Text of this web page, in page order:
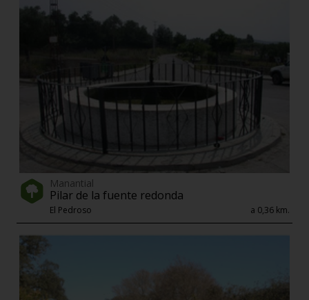
Manantial
Pilar de la fuente redonda
El Pedroso a 0,36 km.